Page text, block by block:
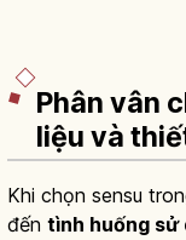
Phân vân
liệu và
Khi chọn sensu
đến tình huống sử